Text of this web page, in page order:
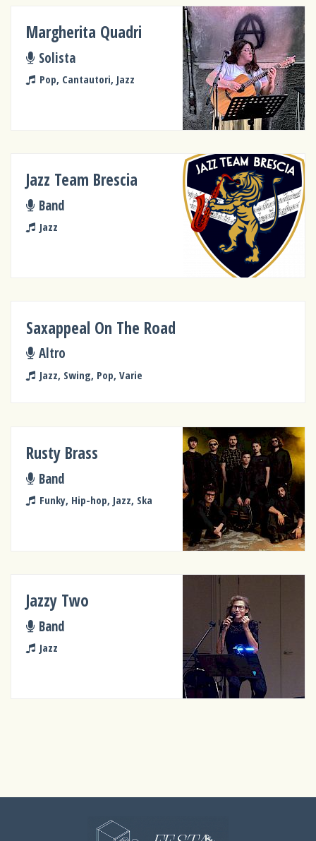
Margherita Quadri
Solista
Pop, Cantautori, Jazz
Jazz Team Brescia
Band
Jazz
Saxappeal On The Road
Altro
Jazz, Swing, Pop, Varie
Rusty Brass
Band
Funky, Hip-hop, Jazz, Ska
Jazzy Two
Band
Jazz